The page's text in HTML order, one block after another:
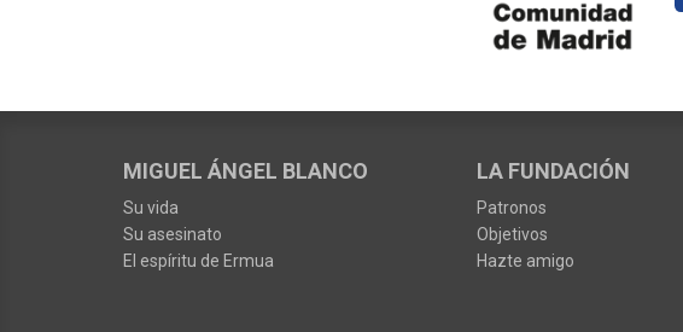
MIGUEL ÁNGEL BLANCO
Su vida
Su asesinato
El espíritu de Ermua
LA FUNDACIÓN
Patronos
Objetivos
Hazte amigo